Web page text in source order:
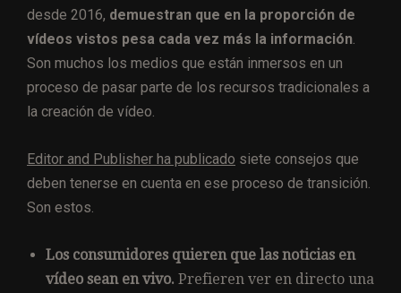
desde 2016, demuestran que en la proporción de
vídeos vistos pesa cada vez más la información
Son muchos los medios que están inmersos en un
proceso de pasar parte de los recursos tradicionales a
la creación de vídeo.
Editor and Publisher ha publicado siete consejos que
deben tenerse en cuenta en ese proceso de transición.
Son estos.
Los consumidores quieren que las noticias en
vídeo sean en vivo. Prefieren ver en directo una